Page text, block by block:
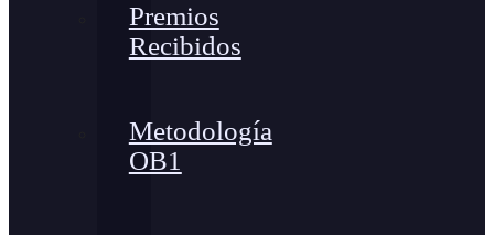
Premios
Recibidos
Metodología
OB1